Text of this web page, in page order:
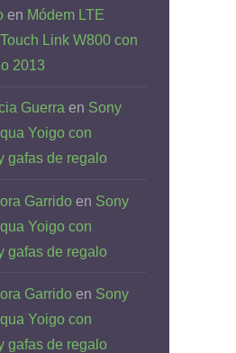
en Módem LTE
Link W800 con
2013
Guerra en Sony
Yoigo con
gafas de regalo
Garrido en Sony
Yoigo con
gafas de regalo
Garrido en Sony
Yoigo con
gafas de regalo